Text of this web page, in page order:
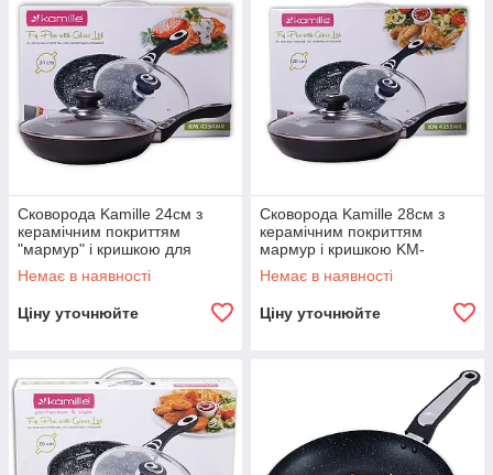
Сковорода Kamille 24см з
керамічним покриттям
"мармур" і кришкою для
індукції і газу KM-4254MR
Немає в наявності
Ціну уточнюйте
Сковорода Kamille 28см з
керамічним покриттям
мармур і кришкою KM-
4255MR
Немає в наявності
Ціну уточнюйте